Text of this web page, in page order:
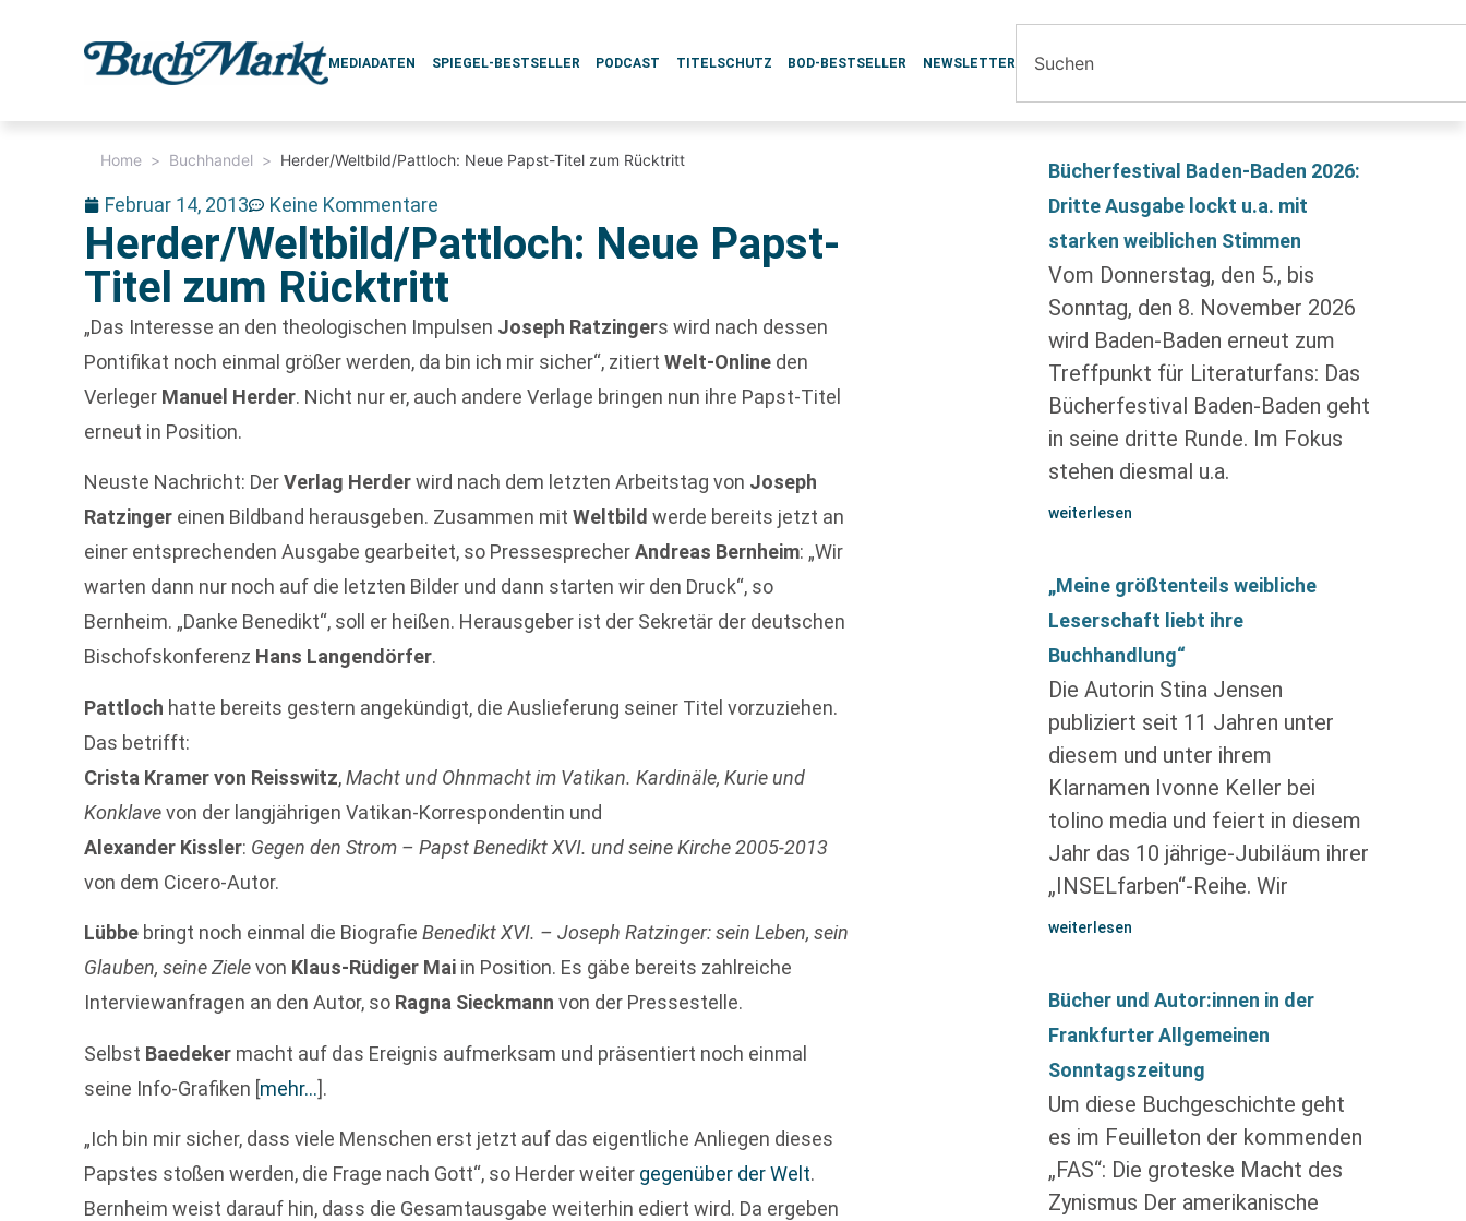
MEDIADATEN SPIEGEL-BESTSELLER PODCAST TITELSCHUTZ BOD-BESTSELLER NEWSLETTER
Home > Buchhandel > Herder/Weltbild/Pattloch: Neue Papst-Titel zum Rücktritt
Februar 14, 2013 Keine Kommentare
Herder/Weltbild/Pattloch: Neue Papst-
Titel zum Rücktritt
„Das Interesse an den theologischen Impulsen Joseph Ratzingers wird nach dessen
Pontifikat noch einmal größer werden, da bin ich mir sicher“, zitiertWelt-Online den
Verleger Manuel Herder. Nicht nur er, auch andere Verlage bringen nun ihre Papst-Titel
erneut in Position.
Neuste Nachricht: DerVerlag Herderwird nach dem letzten Arbeitstag von Joseph
Ratzinger einen Bildband herausgeben. Zusammen mitWeltbild werde bereits jetzt an
einer entsprechenden Ausgabe gearbeitet, so PressesprecherAndreas Bernheim: „Wir
warten dann nur noch auf die letzten Bilder und dann starten wir den Druck“, so
Bernheim. „Danke Benedikt“, soll er heißen. Herausgeber ist der Sekretär der deutschen
Bischofskonferenz Hans Langendörfer.
Pattloch hatte bereits gestern angekündigt, die Auslieferung seiner Titel vorzuziehen.
Das betrifft:
Crista Kramer von Reisswitz,Macht und Ohnmacht im Vatikan. Kardinäle, Kurie und
Konklavevon der langjährigen Vatikan-Korrespondentin und
Alexander Kissler: Gegen den Strom – Papst Benedikt XVI. und seine Kirche 2005-2013
von dem Cicero-Autor.
Lübbe bringt noch einmal die BiografieBenedikt XVI. – Joseph Ratzinger: sein Leben, sein
Glauben, seine Zielevon Klaus-Rüdiger Mai in Position. Es gäbe bereits zahlreiche
Interviewanfragen an den Autor, so Ragna Sieckmann von der Pressestelle.
Selbst Baedeker macht auf das Ereignis aufmerksam und präsentiert noch einmal
seine Info-Grafiken [mehr…].
„Ich bin mir sicher, dass viele Menschen erst jetzt auf das eigentliche Anliegen dieses
Papstes stoßen werden, die Frage nach Gott“, so Herder weiter gegenüber der Welt.
Bernheim weist darauf hin, dass die Gesamtausgabe weiterhin ediert wird. Da ergeben
Bücherfestival Baden-Baden 2026:
Dritte Ausgabe lockt u.a. mit
starken weiblichen Stimmen
Vom Donnerstag, den 5., bis
Sonntag, den 8. November 2026
wird Baden-Baden erneut zum
Treffpunkt für Literaturfans: Das
Bücherfestival Baden-Baden geht
in seine dritte Runde. Im Fokus
stehen diesmal u.a.
weiterlesen
„Meine größtenteils weibliche
Leserschaft liebt ihre
Buchhandlung“
Die Autorin Stina Jensen
publiziert seit 11 Jahren unter
diesem und unter ihrem
Klarnamen Ivonne Keller bei
tolino media und feiert in diesem
Jahr das 10 jährige-Jubiläum ihrer
„INSELfarben“-Reihe. Wir
weiterlesen
Bücher und Autor:innen in der
Frankfurter Allgemeinen
Sonntagszeitung
Um diese Buchgeschichte geht
es im Feuilleton der kommenden
„FAS“: Die groteske Macht des
Zynismus Der amerikanische